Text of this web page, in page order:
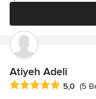
Atiyeh Adeli
Durchschnittliche
5,0 (5